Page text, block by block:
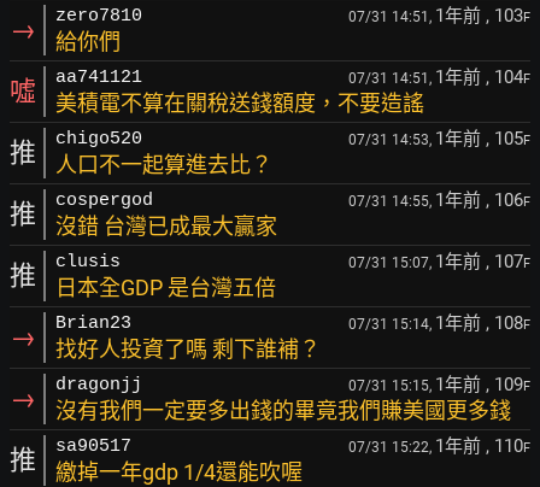
→ zero7810 07/31 14:51, 1年前 , 103F
給你們
噓 aa741121 07/31 14:51, 1年前 , 104F
美積電不算在關稅送錢額度，不要造謠
推 chigo520 07/31 14:53, 1年前 , 105F
人口不一起算進去比？
推 cospergod 07/31 14:55, 1年前 , 106F
沒錯 台灣已成最大贏家
推 clusis 07/31 15:07, 1年前 , 107F
日本全GDP 是台灣五倍
→ Brian23 07/31 15:14, 1年前 , 108F
找好人投資了嗎 剩下誰補？
→ dragonjj 07/31 15:15, 1年前 , 109F
沒有我們一定要多出錢的畢竟我們賺美國更多錢
推 sa90517 07/31 15:22, 1年前 , 110F
繳掉一年gdp 1/4還能吹喔